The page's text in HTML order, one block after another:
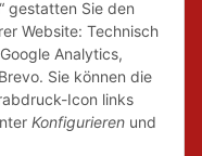
gestatten Sie den
Website: Technisch
Analytics,
Sie können die
Icon links
Konfigurieren und
und erfüllen unsere
nach dem